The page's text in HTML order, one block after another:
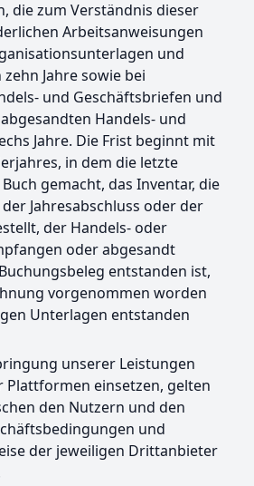
die zum Verständnis dieser
Arbeitsanweisungen
und
Jahre sowie bei
und Geschäftsbriefen und
Handels- und
Jahre. Die Frist beginnt mit
in dem die letzte
gemacht, das Inventar, die
Jahresabschluss oder der
der Handels- oder
oder abgesandt
entstanden ist,
vorgenommen worden
Unterlagen entstanden
unserer Leistungen
einsetzen, gelten
den Nutzern und den
und
der jeweiligen Drittanbieter